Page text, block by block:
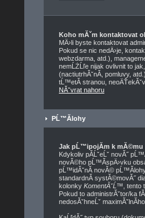
Koho mĂˇm kontaktovat
MÄ›li byste kontaktovat
Pokud se nic nedÄ›je,
webzdarma, atd.),
nemĹŻĹľe nijak ovlivnit to
(nactiutrhĂˇnĂ­, pomluvy,
tĹ™etĂ­ stranou,
NĂˇvrat nahoru
PĹ™Ă­lohy
Jak pĹ™ipojĂ­m k mĂ©mu
Kdykoliv pĂ­ĹˇeĹˇ novĂ˝
novĂ©ho pĹ™Ă­spÄ›vku
pĹ™idĂˇnĂ­ novĂ©
standardnĂ­ systĂ©movĂ˝
kolonky KomentĂˇĹ™ ,
Pokud to administrĂˇtor/ka
nedosĂˇhneĹˇ